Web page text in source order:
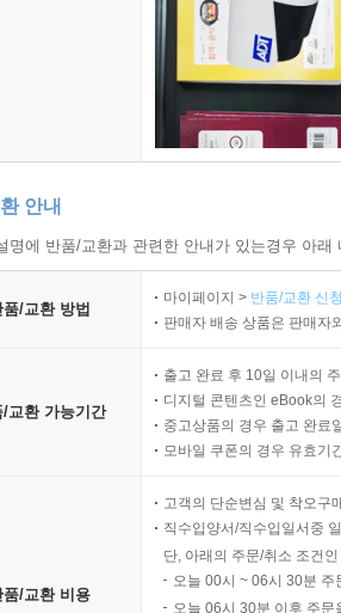
안내
명에 반품/교환과 관련한 안내가 있는경우 아
품/교환 방법
마이페이지 > 반품/교환 신
판매자 배송 상품은 판매자
/교환 가능기간
출고 완료 후 10일 이내의
디지털 콘텐츠인 eBook의
중고상품의 경우 출고 완료
모바일 쿠폰의 경우 유효기
품/교환 비용
고객의 단순변심 및 착오구
직수입양서/직수입일서중
단, 아래의 주문/취소 조건
오늘 00시 ~ 06시 30분
오늘 06시 30분 이후 주